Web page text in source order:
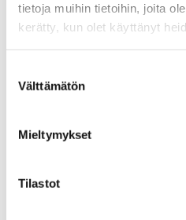
tietoja muihin tietoihin, joita
kerätty, kun olet käyttänyt
valinta
Välttämätön
Mieltymykset
Tilastot
Asian arviointi
Asiassa on kysymys
Järvisen Instagram-tilillä
Mainosvideolla esitetään
on kuntosalilla, ja vaikuttaja